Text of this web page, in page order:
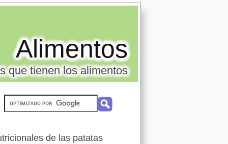
Alimentos
que tienen los alimentos
de las patatas